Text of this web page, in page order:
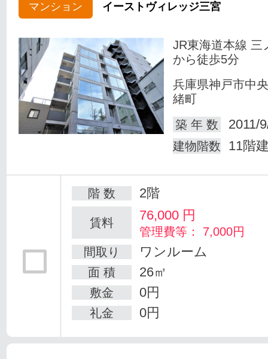
マンション イーストヴィレッジ三宮
JR東海道本線 三
から徒歩5分
兵庫県神戸市中
緒町
築 年 数
2011/
建物階数 11階
階 数 2階
賃料 76,000 円
管理費等： 7,000円
間取り
ワンルーム
面 積 26㎡
敷金 0円
礼金 0円